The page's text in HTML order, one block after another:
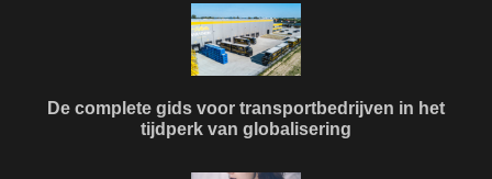
De complete gids voor transportbedrijven in het
tijdperk van globalisering